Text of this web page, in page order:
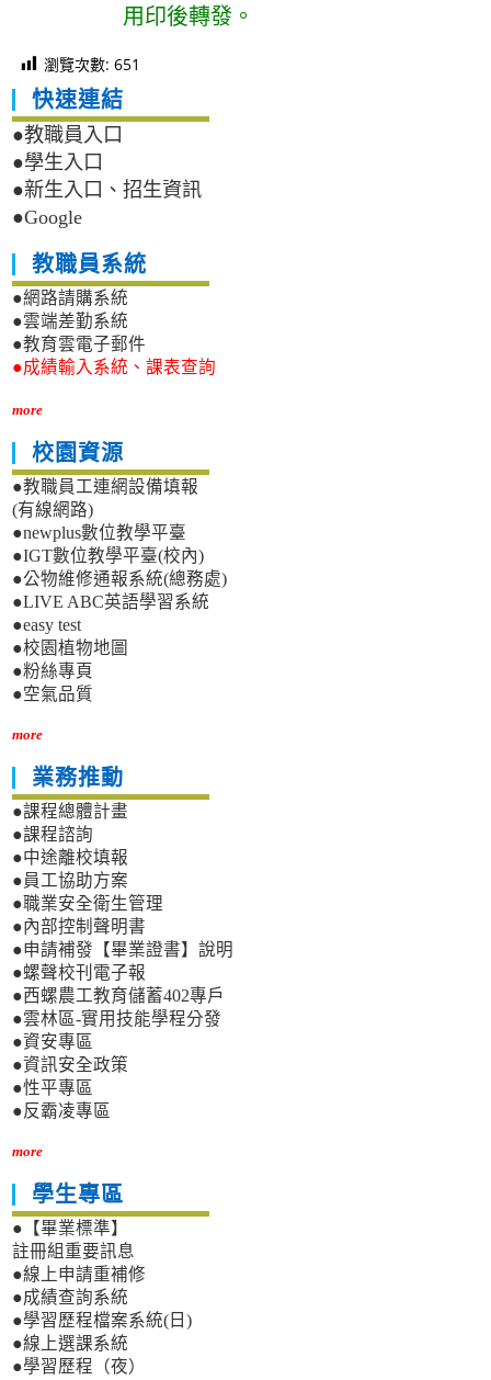
用印後轉發。
瀏覽次數: 651
快速連結
●教職員入口
●學生入口
●新生入口、招生資訊
●Google
教職員系統
●網路請購系統
●雲端差勤系統
●教育雲電子郵件
●成績輸入系統、課表查詢
more
校園資源
●教職員工連網設備填報
(有線網路)
●newplus數位教學平臺
●IGT數位教學平臺(校內)
●公物維修通報系統(總務處)
●LIVE ABC英語學習系統
●easy test
●校園植物地圖
●粉絲專頁
●空氣品質
more
業務推動
●課程總體計畫
●課程諮詢
●中途離校填報
●員工協助方案
●職業安全衛生管理
●內部控制聲明書
●申請補發【畢業證書】說明
●螺聲校刊電子報
●西螺農工教育儲蓄402專戶
●雲林區-實用技能學程分發
●資安專區
●資訊安全政策
●性平專區
●反霸凌專區
more
學生專區
●【畢業標準】
註冊組重要訊息
●線上申請重補修
●成績查詢系統
●學習歷程檔案系統(日)
●線上選課系統
●學習歷程（夜）